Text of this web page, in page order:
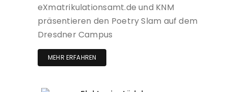
eXmatrikulationsamt.de und KNM
präsentieren den Poetry Slam auf dem
Dresdner Campus
MEHR ERFAHREN